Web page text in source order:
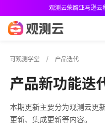
观测云荣膺亚马逊
可观测学堂 产品迭代
产品新功能迭
本期更新主要分为观测云更
更新、集成更新等内容。